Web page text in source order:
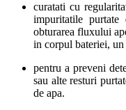
curatati cu
impuritatile
obturarea fluxului
in corpul bateriei,
pentru a preveni
sau alte resturi
de apa.